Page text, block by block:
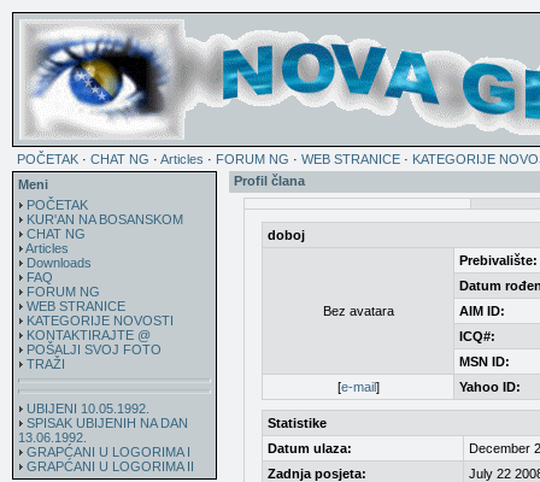
POČETAK · CHAT NG · Articles · FORUM NG · WEB STRANICE · KATEGORIJE
Meni
POČETAK
KUR'AN NA BOSANSKOM
CHAT NG
Articles
Downloads
FAQ
FORUM NG
WEB STRANICE
KATEGORIJE NOVOSTI
KONTAKTIRAJTE @
POŠALJI SVOJ FOTO
TRAŽI
UBIJENI 10.05.1992.
SPISAK UBIJENIH NA DAN
13.06.1992.
GRAPĆANI U LOGORIMA I
GRAPĆANI U LOGORIMA II
Profil člana
doboj
Bez avatara
Prebivalište:
Datum
AIM ID:
ICQ#:
MSN ID:
[e-mail] Yahoo ID:
Statistike
Datum ulaza:
December
Zadnja posjeta:
July 22